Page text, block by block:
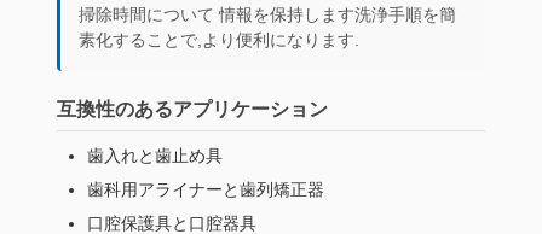
掃除時間について 情報を保持します洗浄手順を簡
素化することで,より便利になります.
互換性のあるアプリケーション
歯入れと歯止め具
歯科用アライナーと歯列矯正器
口腔保護具と口腔器具